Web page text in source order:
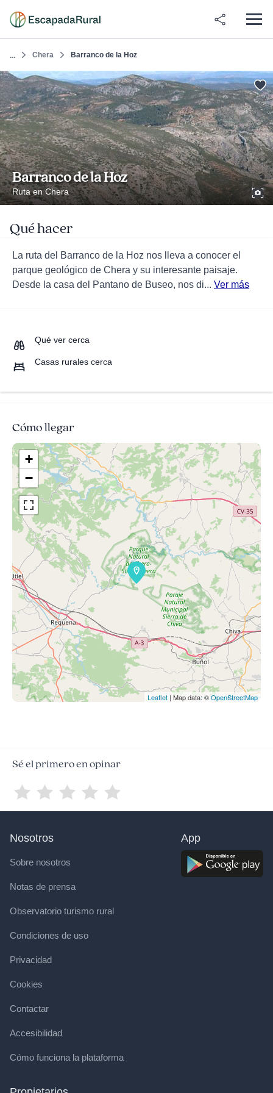
... Chera Barranco de la Hoz
Barranco de la Hoz
Ruta en Chera
Qué hacer
La ruta del Barranco de la Hoz nos lleva a conocer el
parque geológico de Chera y su interesante paisaje.
Desde la casa del Pantano de Buseo, nos di... Ver más
Qué ver cerca
Casas rurales cerca
Cómo llegar
+
−
Leaflet | Map data: ©OpenStreetMap
Sé el primero en opinar
Nosotros
Sobre nosotros
Notas de prensa
Observatorio turismo rural
Condiciones de uso
Privacidad
Cookies
Contactar
Accesibilidad
Cómo funciona la plataforma
App